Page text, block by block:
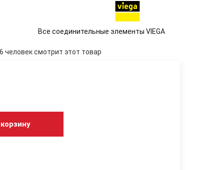
Все соединительные элементы VIEGA
человек смотрит этот товар